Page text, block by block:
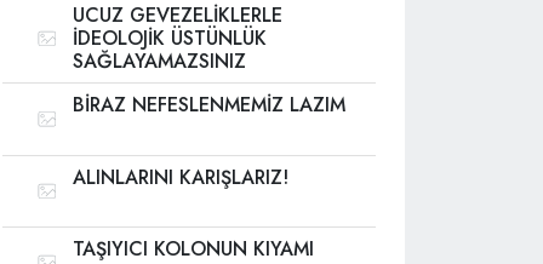
UCUZ GEVEZELİKLERLE
İDEOLOJİK ÜSTÜNLÜK
SAĞLAYAMAZSINIZ
BİRAZ NEFESLENMEMİZ LAZIM
ALINLARINI KARIŞLARIZ!
TAŞIYICI KOLONUN KIYAMI